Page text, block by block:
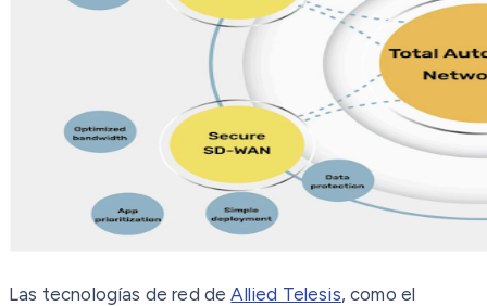
Las tecnologías de red deAllied Telesis, como el